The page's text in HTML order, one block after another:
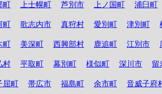
町 上士幌町 芦別市 上ノ国町 浦臼町
町 歌志内市 真狩村 愛別町 津別町
町 美深町 西興部村 鹿追町 江別市
村 平取町 幕別町 様似町 深川市 留
屈町 帯広市 福島町 余市町 音威子府